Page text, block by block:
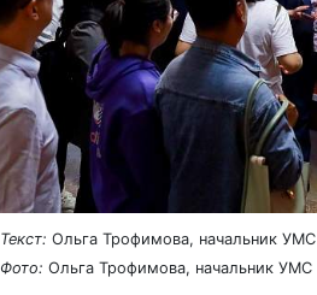
Текст: Ольга Трофимова, начальник УМС
Фото: Ольга Трофимова, начальник УМС